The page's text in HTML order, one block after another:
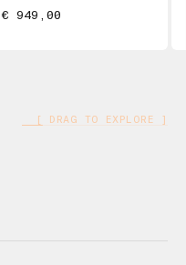
€ 949,00
[ DRAG TO EXPLORE ]